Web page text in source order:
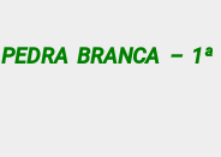
BRANCA – 1ª